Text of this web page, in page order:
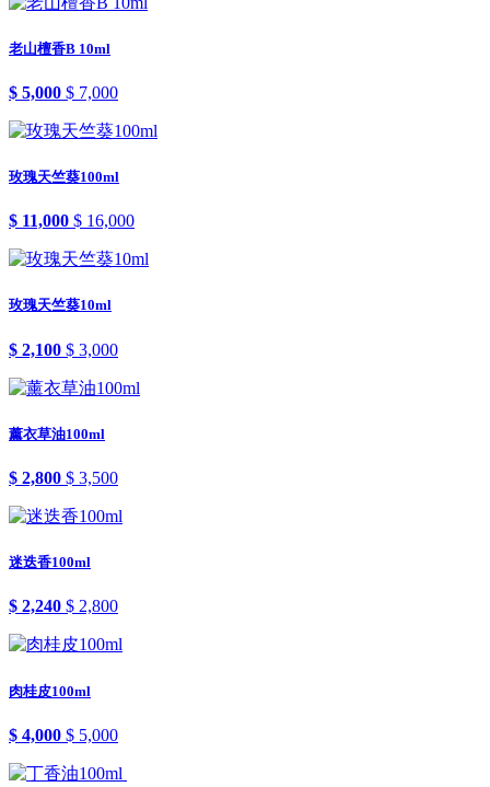
老山檀香B 10ml
$ 5,000 $ 7,000
玫瑰天竺葵100ml
$ 11,000 $ 16,000
玫瑰天竺葵10ml
$ 2,100 $ 3,000
薰衣草油100ml
$ 2,800 $ 3,500
迷迭香100ml
$ 2,240 $ 2,800
肉桂皮100ml
$ 4,000 $ 5,000